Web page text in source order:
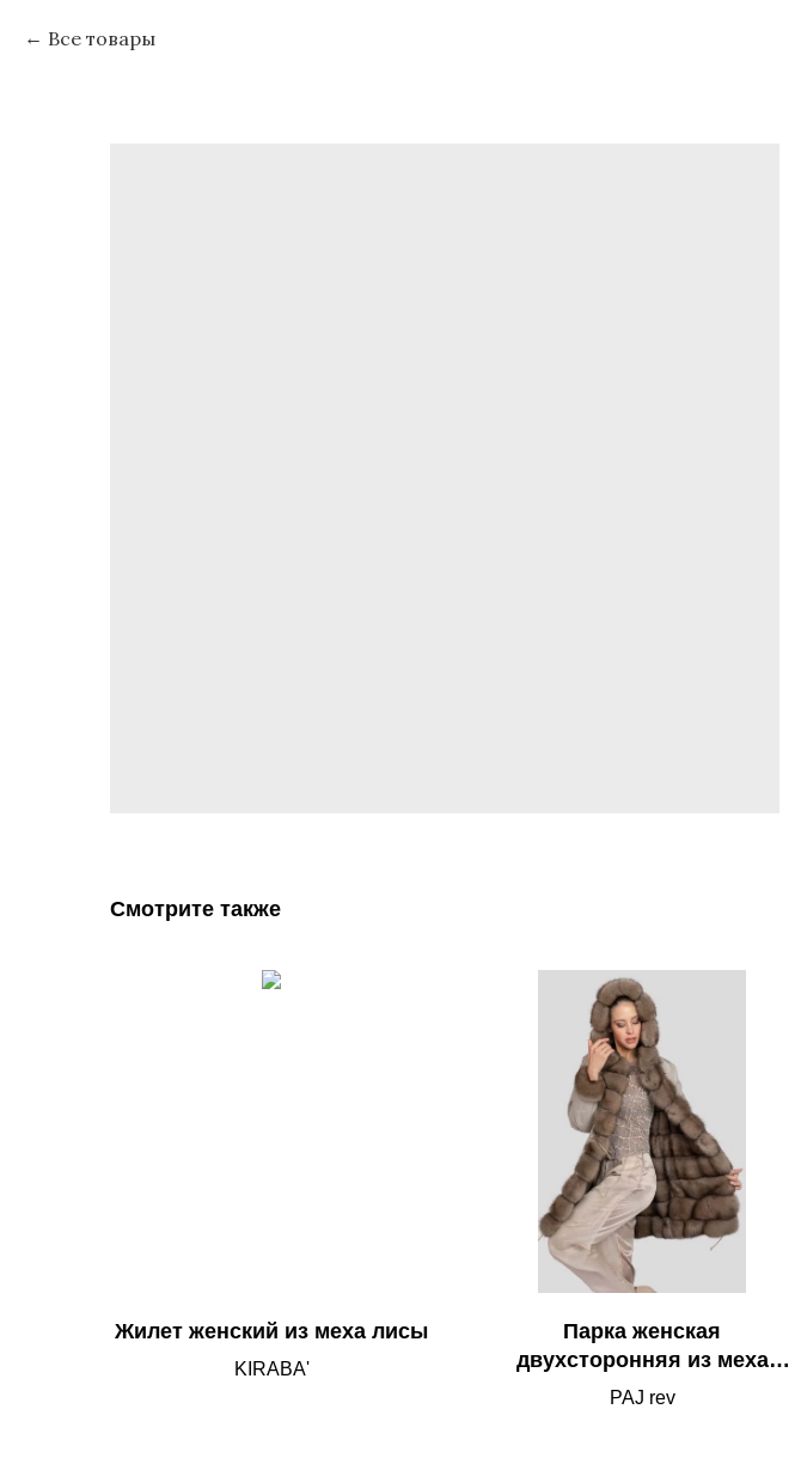
Все товары
Смотрите также
Жилет женский из меха лисы
KIRABA'
Парка женская
двухсторонняя из меха
соболя
PAJ rev